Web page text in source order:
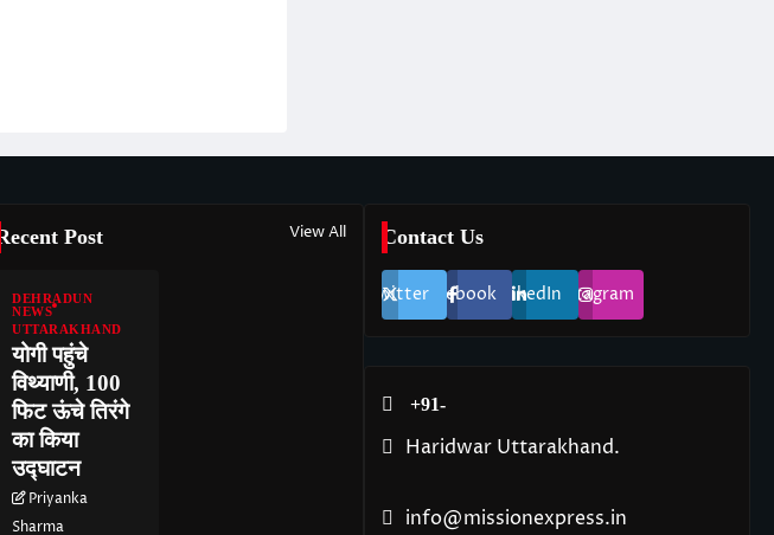
Recent Post View All
DEHRADUN
NEWS
UTTARAKHAND
योगी पहुंचे
विथ्याणी, 100
फिट ऊंचे तिरंगे
का किया
उद्घाटन
Priyanka
Sharma
Contact Us
TwitterFacebookLinkedInInstagram
+91-
Haridwar Uttarakhand.
info@missionexpress.in